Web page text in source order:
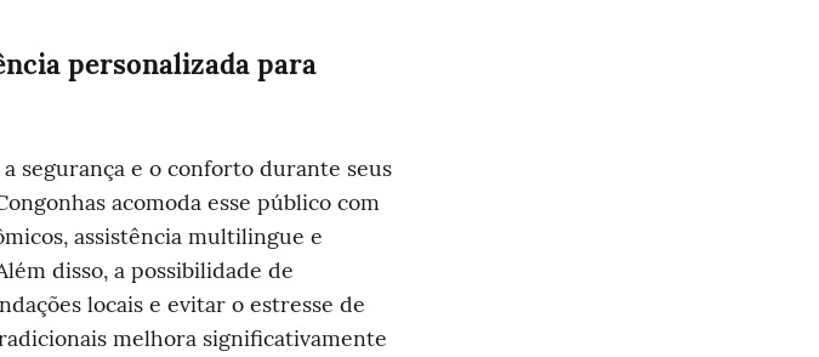
personalizada para
segurança e o conforto durante seus
acomoda esse público com
assistência multilingue e
disso, a possibilidade de
locais e evitar o estresse de
melhora significativamente